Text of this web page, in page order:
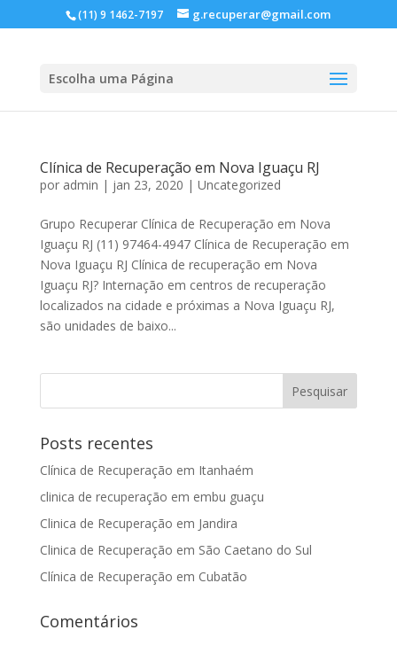
(11) 9 1462-7197 g.recuperar@gmail.com
Escolha uma Página
Clínica de Recuperação em Nova Iguaçu RJ
por admin | jan 23, 2020 | Uncategorized
Grupo Recuperar Clínica de Recuperação em Nova
Iguaçu RJ (11) 97464-4947 Clínica de Recuperação em
Nova Iguaçu RJ Clínica de recuperação em Nova
Iguaçu RJ? Internação em centros de recuperação
localizados na cidade e próximas a Nova Iguaçu RJ,
são unidades de baixo...
Posts recentes
Clínica de Recuperação em Itanhaém
clinica de recuperação em embu guaçu
Clinica de Recuperação em Jandira
Clinica de Recuperação em São Caetano do Sul
Clínica de Recuperação em Cubatão
Comentários